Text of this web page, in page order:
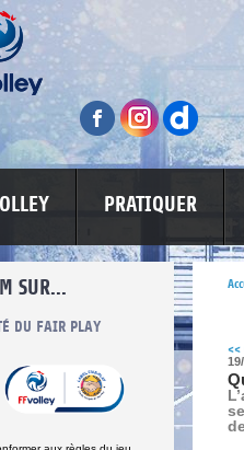
PRATIQUER
SUR...
DU FAIR PLAY LUTTE
<<